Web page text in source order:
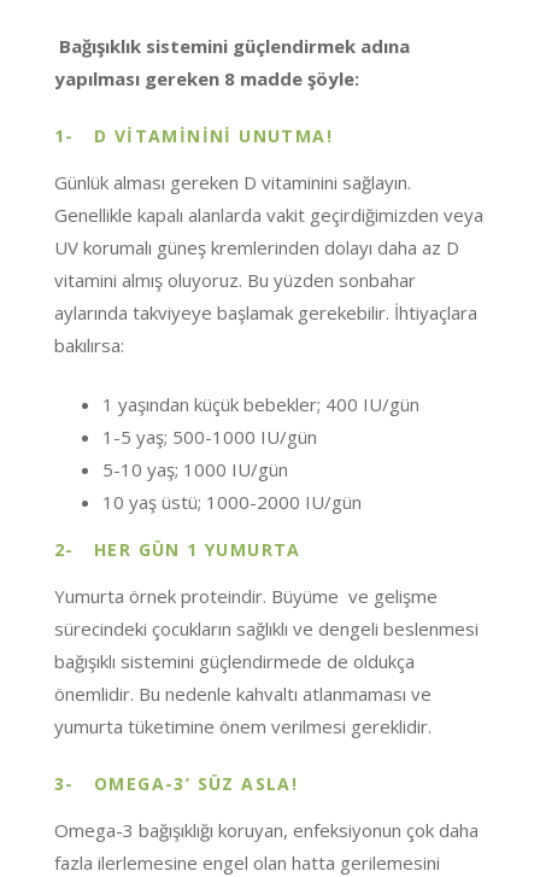
Bağışıklık sistemini güçlendirmek adına
yapılması gereken 8 madde şöyle:
1- D VİTAMİNİNİ UNUTMA!
Günlük alması gereken D vitaminini sağlayın.
Genellikle kapalı alanlarda vakit geçirdiğimizden veya
UV korumalı güneş kremlerinden dolayı daha az D
vitamini almış oluyoruz. Bu yüzden sonbahar
aylarında takviyeye başlamak gerekebilir. İhtiyaçlara
bakılırsa:
1 yaşından küçük bebekler; 400 IU/gün
1-5 yaş; 500-1000 IU/gün
5-10 yaş; 1000 IU/gün
10 yaş üstü; 1000-2000 IU/gün
2- HER GÜN 1 YUMURTA
Yumurta örnek proteindir. Büyüme ve gelişme
sürecindeki çocukların sağlıklı ve dengeli beslenmesi
bağışıklı sistemini güçlendirmede de oldukça
önemlidir. Bu nedenle kahvaltı atlanmaması ve
yumurta tüketimine önem verilmesi gereklidir.
3- OMEGA-3’ SÜZ ASLA!
Omega-3 bağışıklığı koruyan, enfeksiyonun çok daha
fazla ilerlemesine engel olan hatta gerilemesini